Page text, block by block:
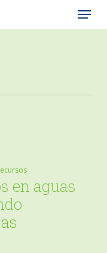
Menu
en aguas